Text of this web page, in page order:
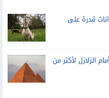
قدرة على
الزلازل لأكثر من